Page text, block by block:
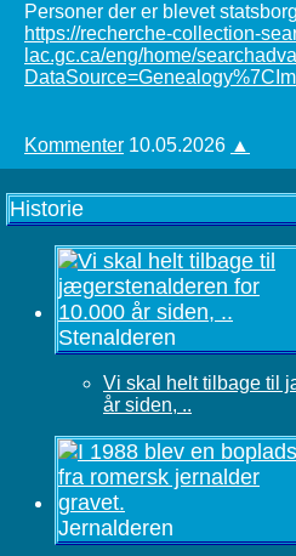
Personer der er blevet
https://recherche-collection-
lac.gc.ca/eng/home/
Kommenter 10.05.2026 ▲
Historie
Stenalderen
Vi skal helt tilbage til
år siden, ..
Jernalderen